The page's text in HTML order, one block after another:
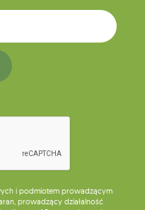
i podmiotem prowadzącym
prowadzący działalność